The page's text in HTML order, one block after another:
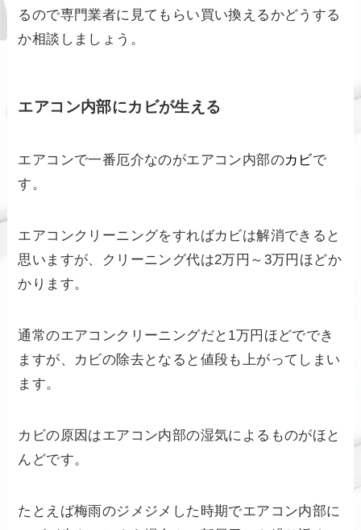
るので専門業者に見てもらい買い換えるかどうする
か相談しましょう。
エアコン内部にカビが生える
エアコンで一番厄介なのがエアコン内部のカビで
す。
エアコンクリーニングをすればカビは解消できると
思いますが、クリーニング代は2万円～3万円ほどか
かります。
通常のエアコンクリーニングだと1万円ほどででき
ますが、カビの除去となると値段も上がってしまい
ます。
カビの原因はエアコン内部の湿気によるものがほと
んどです。
たとえば梅雨のジメジメした時期でエアコン内部に